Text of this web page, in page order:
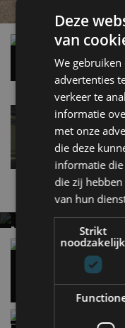
11
MET KORTING
AUTORAI REGELT
EV Experience 2026
Deze
van
We
advertenties
verkeer te
informatie
met onze
die deze
informatie
die zij
van hun
Strikt
noodzakelijk